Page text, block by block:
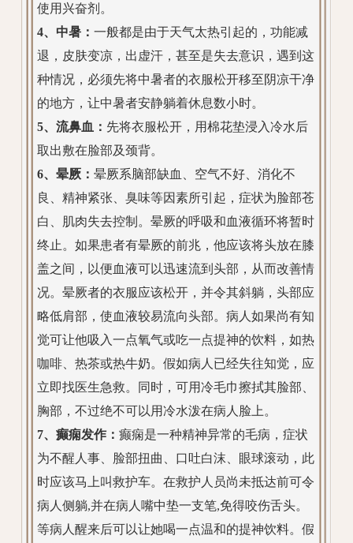
使用兴奋剂。
4、中暑：一般都是由于天气太热引起的，功能减
退，皮肤变凉，出虚汗，甚至是失去意识，遇到这
种情况，必须先将中暑者的衣服松开移至阴凉干净
的地方，让中暑者安静躺着休息数小时。
5、流鼻血： 先将衣服松开，用棉花垫浸入冷水后
取出敷在脸部及颈背。
6、晕厥：晕厥系脑部缺血、空气不好、消化不
良、精神紧张、臭味等因素所引起，症状为脸部苍
白、肌肉失去控制。晕厥的呼吸和血液循环将暂时
终止。如果患者有晕厥的前兆，他应该将头放在膝
盖之间，以便血液可以迅速流到头部，从而改善情
况。晕厥者的衣服应该松开，并令其斜躺，头部应
略低肩部，使血液较易流向头部。病人如果尚有知
觉可让他吸入一点氧气或吃一点提神的饮料，如热
咖啡、热茶或热牛奶。假如病人已经失往知觉，应
立即找医生急救。同时，可用冷毛巾擦拭其脸部、
胸部，不过绝不可以用冷水泼在病人脸上。
7、癫痫发作：癫痫是一种精神异常的毛病，症状
为不醒人事、脸部扭曲、口吐白沫、眼球滚动，此
时应该马上叫救护车。在救护人员尚未抵达前可令
病人侧躺,并在病人嘴中垫一支笔,免得咬伤舌头。
等病人醒来后可以让她喝一点温和的提神饮料。假